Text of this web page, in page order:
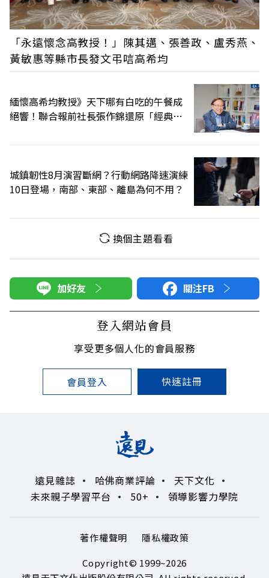
「永遠懷念高教授！」陳其邁、張善政、盧秀燕、
黃敏惠等縣市長發文弔唁高希均
緬懷高希均教授》天下哪有白吃的午餐成
絕響！聯合報前社長張作錦還原「經典名
城鎮韌性8月演習斷網？行動網路降速演練
10日登場，南部、東部、離島為何不用？
換個主題看看
加好友 關注FB
登入網站會員
享受更多個人化的會員服務
會員登入 快速註冊
遠見雜誌 哈佛商業評論
天下文化
未來親子學習平台
50+ 領導影響力學院
著作權聲明
隱私權政策
Copyright© 1999~2026